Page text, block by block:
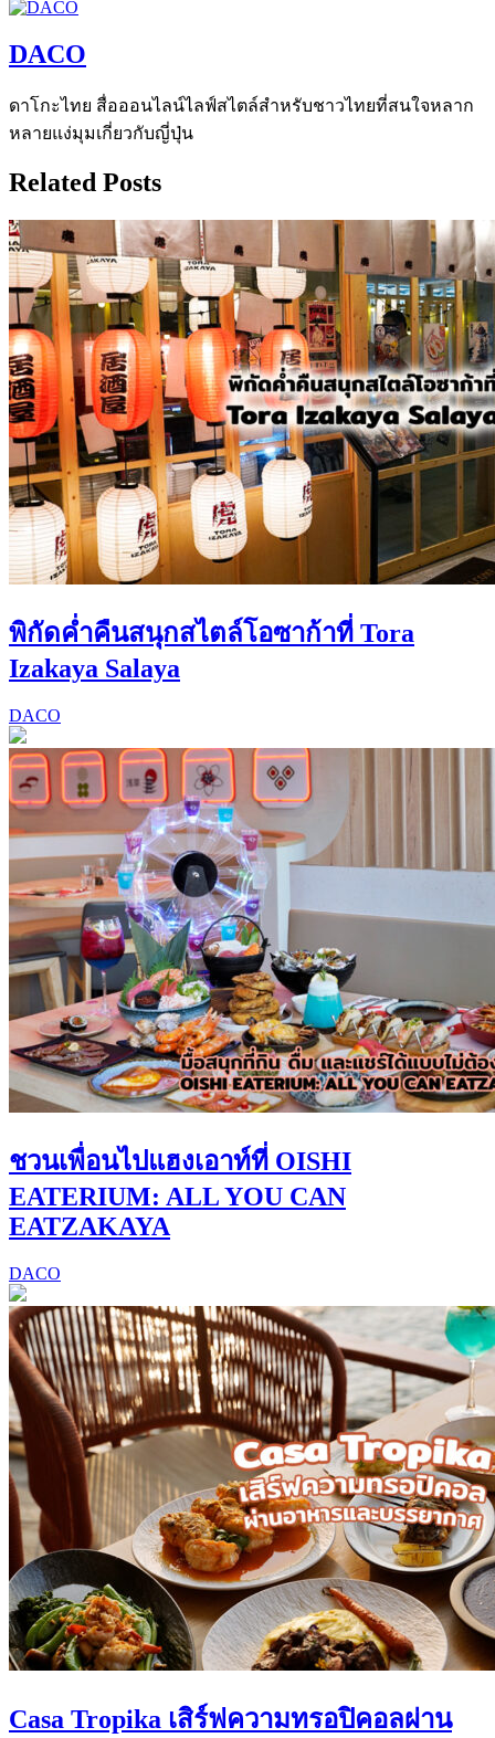
DACO
ดาโกะไทย สื่อออนไลน์ไลฟ์สไตล์สำหรับชาวไทยที่สนใจหลาก
หลายแง่มุมเกี่ยวกับญี่ปุ่น
Related Posts
พิกัดค่ำคืนสนุกสไตล์โอซาก้าที่ Tora
Izakaya Salaya
DACO
ชวนเพื่อนไปแฮงเอาท์ที่ OISHI
EATERIUM: ALL YOU CAN
EATZAKAYA
DACO
Casa Tropika เสิร์ฟความทรอปิคอลผ่าน